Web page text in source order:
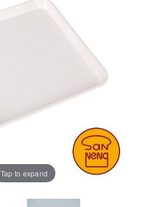
Tap to expand